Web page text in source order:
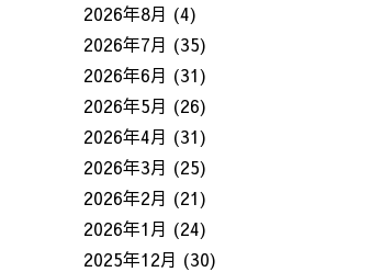
2026年8月 (4)
2026年7月 (35)
2026年6月 (31)
2026年5月 (26)
2026年4月 (31)
2026年3月 (25)
2026年2月 (21)
2026年1月 (24)
2025年12月 (30)